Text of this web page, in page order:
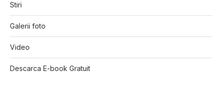
Stiri
Galerii foto
Video
Descarca E-book Gratuit